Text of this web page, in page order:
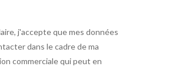
j'accepte que mes données
dans le cadre de ma
commerciale qui peut en